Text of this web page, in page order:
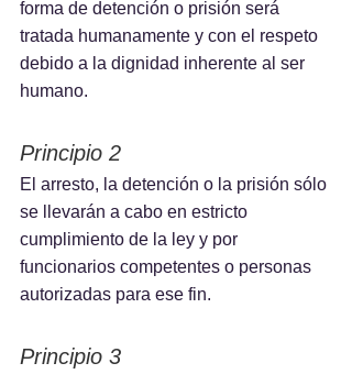
forma de detención o prisión será
tratada humanamente y con el respeto
debido a la dignidad inherente al ser
humano.
Principio 2
El arresto, la detención o la prisión sólo
se llevarán a cabo en estricto
cumplimiento de la ley y por
funcionarios competentes o personas
autorizadas para ese fin.
Principio 3